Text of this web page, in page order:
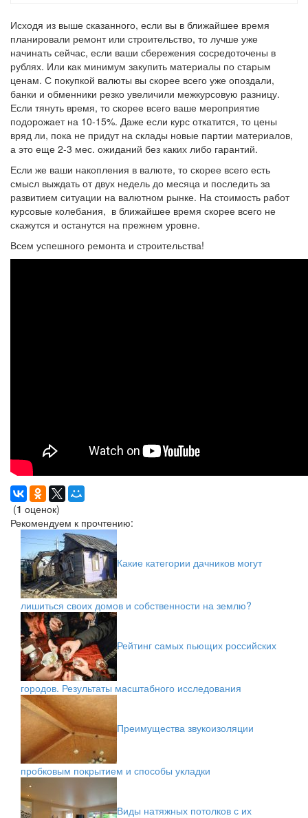
Исходя из выше сказанного, если вы в ближайшее время
планировали ремонт или строительство, то лучше уже
начинать сейчас, если ваши сбережения сосредоточены в
рублях. Или как минимум закупить материалы по старым
ценам. С покупкой валюты вы скорее всего уже опоздали,
банки и обменники резко увеличили межкурсовую разницу.
Если тянуть время, то скорее всего ваше мероприятие
подорожает на 10-15%. Даже если курс откатится, то цены
вряд ли, пока не придут на склады новые партии материалов,
а это еще 2-3 мес. ожиданий без каких либо гарантий.
Если же ваши накопления в валюте, то скорее всего есть
смысл выждать от двух недель до месяца и последить за
развитием ситуации на валютном рынке. На стоимость работ
курсовые колебания, в ближайшее время скорее всего не
скажутся и останутся на прежнем уровне.
Всем успешного ремонта и строительства!
(1 оценок)
Рекомендуем к прочтению:
Какие категории дачников могут
лишиться своих домов и собственности на землю?
Рейтинг самых пьющих российских
городов. Результаты масштабного исследования
Преимущества звукоизоляции
пробковым покрытием и способы укладки
Виды натяжных потолков с их